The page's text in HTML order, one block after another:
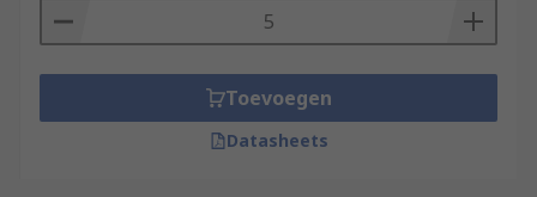
Toevoegen
Datasheets